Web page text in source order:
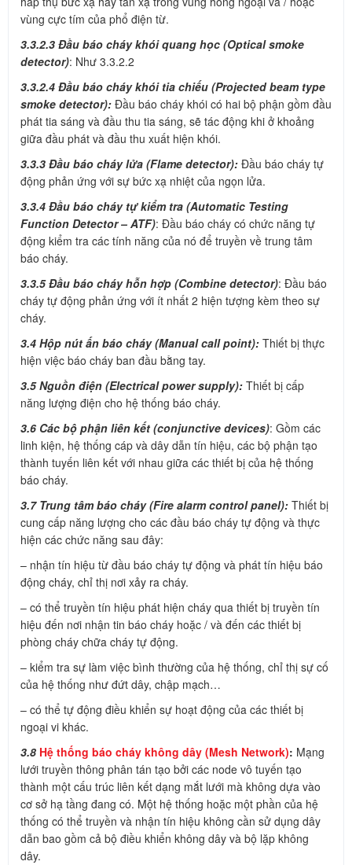
vùng cực tím của phổ điện từ.
3.3.2.3 Đầu báo cháy khói quang học (Optical smoke
detector): Như 3.3.2.2
3.3.2.4 Đầu báo cháy khói tia chiếu (Projected beam type
smoke detector): Đầu báo cháy khói có hai bộ phận gồm đầu
phát tia sáng và đầu thu tia sáng, sẽ tác động khi ở khoảng
giữa đầu phát và đầu thu xuất hiện khói.
3.3.3 Đầu báo cháy lửa (Flame detector): Đầu báo cháy tự
động phản ứng với sự bức xạ nhiệt của ngọn lửa.
3.3.4 Đầu báo cháy tự kiểm tra (Automatic Testing
Function Detector – ATF): Đầu báo cháy có chức năng tự
động kiểm tra các tính năng của nó để truyền về trung tâm
báo cháy.
3.3.5 Đầu báo cháy hỗn hợp (Combine detector): Đầu báo
cháy tự động phản ứng với ít nhất 2 hiện tượng kèm theo sự
cháy.
3.4 Hộp nút ấn báo cháy (Manual call point): Thiết bị thực
hiện việc báo cháy ban đầu bằng tay.
3.5 Nguồn điện (Electrical power supply): Thiết bị cấp
năng lượng điện cho hệ thống báo cháy.
3.6 Các bộ phận liên kết (conjunctive devices): Gồm các
linh kiện, hệ thống cáp và dây dẫn tín hiệu, các bộ phận tạo
thành tuyến liên kết với nhau giữa các thiết bị của hệ thống
báo cháy.
3.7 Trung tâm báo cháy (Fire alarm control panel): Thiết bị
cung cấp năng lượng cho các đầu báo cháy tự động và thực
hiện các chức năng sau đây:
– nhận tín hiệu từ đầu báo cháy tự động và phát tín hiệu báo
động cháy, chỉ thị nơi xảy ra cháy.
– có thể truyền tín hiệu phát hiện cháy qua thiết bị truyền tín
hiệu đến nơi nhận tin báo cháy hoặc / và đến các thiết bị
phòng cháy chữa cháy tự động.
– kiểm tra sự làm việc bình thường của hệ thống, chỉ thị sự cố
của hệ thống như đứt dây, chập mạch…
– có thể tự động điều khiển sự hoạt động của các thiết bị
ngoại vi khác.
3.8 Hệ thống báo cháy không dây (Mesh Network): Mạng
lưới truyền thông phân tán tạo bởi các node vô tuyến tạo
thành một cấu trúc liên kết dạng mắt lưới mà không dựa vào
cơ sở hạ tầng đang có. Một hệ thống hoặc một phần của hệ
thống có thể truyền và nhận tín hiệu không cần sử dụng dây
dẫn bao gồm cả bộ điều khiển không dây và bộ lặp không
dây.